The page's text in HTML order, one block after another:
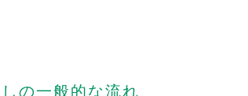
の一般的な流れ